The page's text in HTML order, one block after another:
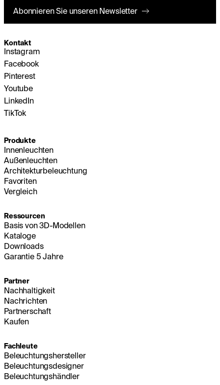
Abonnieren Sie unseren Newsletter
Kontakt
Instagram
Facebook
Pinterest
Youtube
LinkedIn
TikTok
Produkte
Innenleuchten
Außenleuchten
Architekturbeleuchtung
Favoriten
Vergleich
Ressourcen
Basis von 3D-Modellen
Kataloge
Downloads
Garantie 5 Jahre
Partner
Nachhaltigkeit
Nachrichten
Partnerschaft
Kaufen
Fachleute
Beleuchtungshersteller
Beleuchtungsdesigner
Beleuchtungshändler